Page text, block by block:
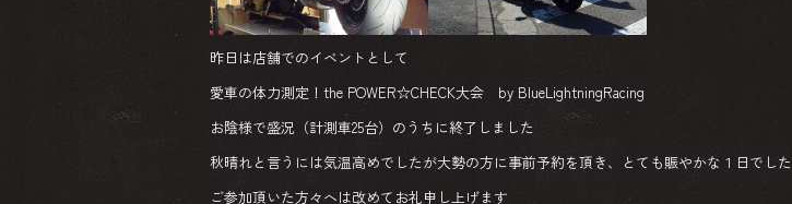
昨日は店舗でのイベントとして
愛車の体力測定！the POWER☆CHECK大会 by BlueLightningRacing
お陰様で盛況（計測車25台）のうちに終了しました
秋晴れと言うには気温高めでしたが大勢の方に事前予約を頂き、とても賑やかな１日でした
ご参加頂いた方々へは改めてお礼申し上げます